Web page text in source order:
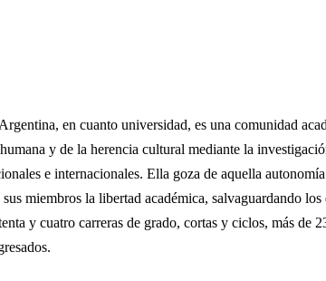
en cuanto universidad, es una comunidad
y de la herencia cultural mediante la
e internacionales. Ella goza de aquella
miembros la libertad académica, salvaguardando
y cuatro carreras de grado, cortas y ciclos, más de